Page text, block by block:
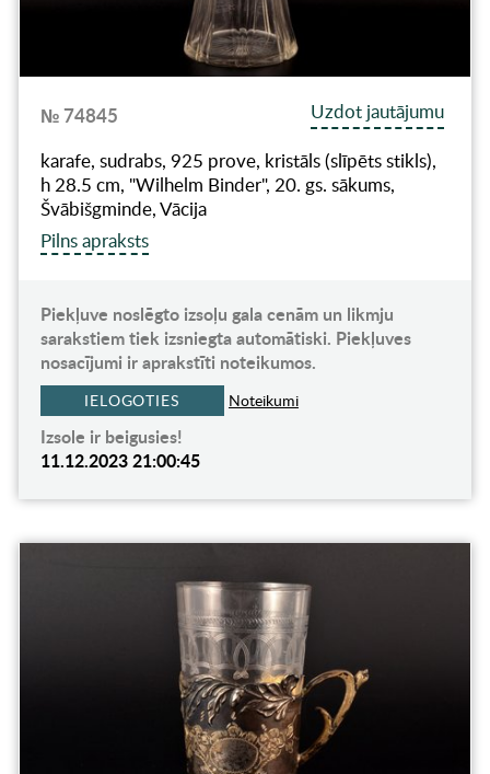
№ 74845
Uzdot jautājumu
karafe, sudrabs, 925 prove, kristāls (slīpēts stikls),
h 28.5 cm, "Wilhelm Binder", 20. gs. sākums,
Švābišgminde, Vācija
Pilns apraksts
Piekļuve noslēgto izsoļu gala cenām un likmju
sarakstiem tiek izsniegta automātiski. Piekļuves
nosacījumi ir aprakstīti noteikumos.
IELOGOTIES Noteikumi
Izsole ir beigusies!
11.12.2023 21:00:45